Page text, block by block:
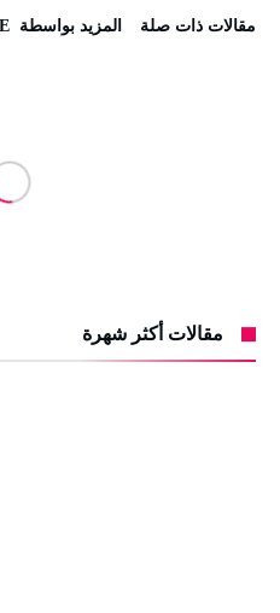
‫مقالات ذات صلة‬ ‫‫المزيد بواسطة‬ ‬ 5MUINTE فريق
مقالات أكثر شهرة